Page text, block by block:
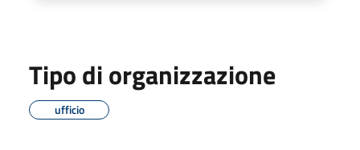
Tipo di organizzazione
ufficio